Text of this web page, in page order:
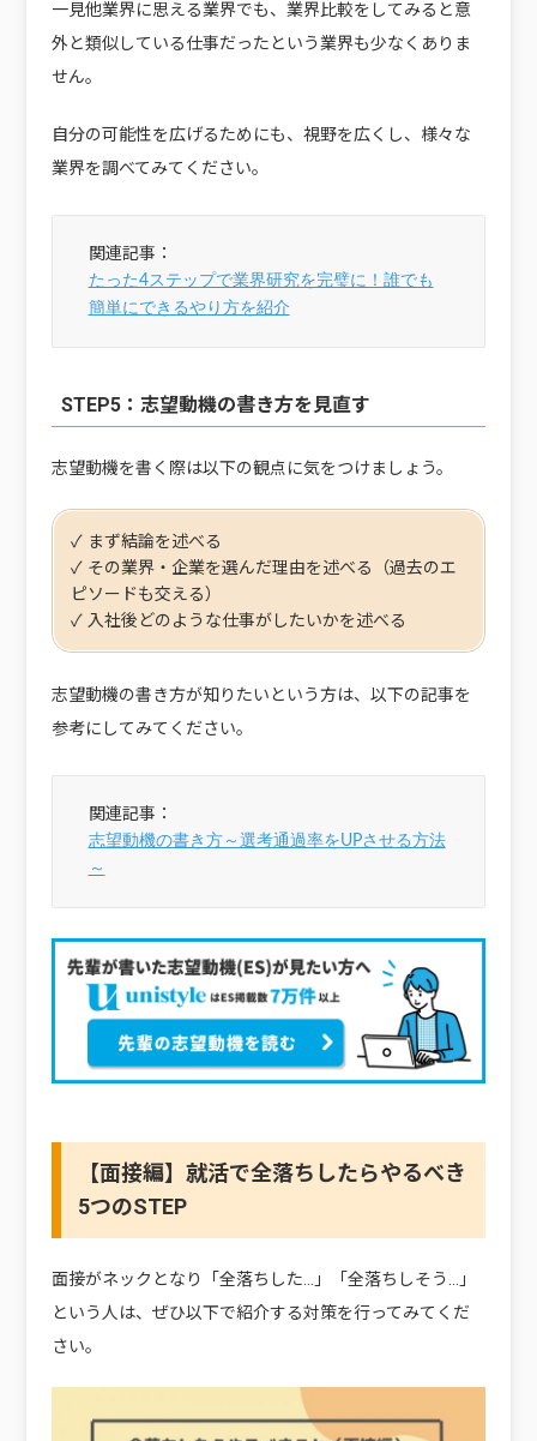
一見他業界に思える業界でも、業界比較をしてみると意
外と類似している仕事だったという業界も少なくありま
せん。
自分の可能性を広げるためにも、視野を広くし、様々な
業界を調べてみてください。
たった4ステップで業界研究を完璧に！誰でも
簡単にできるやり方を紹介
STEP5：志望動機の書き方を見直す
志望動機を書く際は以下の観点に気をつけましょう。
✓ まず結論を述べる
✓ その業界・企業を選んだ理由を述べる（過去のエ
ピソードも交える）
✓ 入社後どのような仕事がしたいかを述べる
志望動機の書き方が知りたいという方は、以下の記事を
参考にしてみてください。
志望動機の書き方～選考通過率をUPさせる方法
～
【面接編】就活で全落ちしたらやるべき
5つのSTEP
面接がネックとなり「全落ちした…」「全落ちしそう…」
という人は、ぜひ以下で紹介する対策を行ってみてくだ
さい。